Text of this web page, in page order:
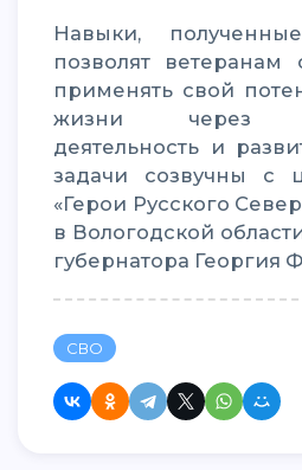
Навыки, полученные в «Сенеже»,
позволят ветеранам
применять свой
жизни через
деятельность и
задачи созвучны с
«Герои Русского
в Вологодской
губернатора Георгия
СВО